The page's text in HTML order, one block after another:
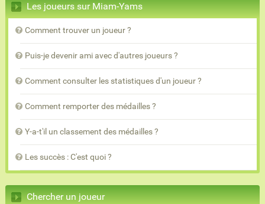
Les joueurs sur Miam-Yams
Comment trouver un joueur ?
Puis-je devenir ami avec d'autres joueurs ?
Comment consulter les statistiques d'un joueur ?
Comment remporter des médailles ?
Y-a-t'il un classement des médailles ?
Les succès : C'est quoi ?
Chercher un joueur